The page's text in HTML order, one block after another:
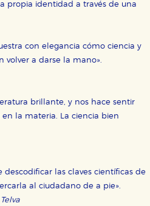
propia identidad a través de una
con elegancia cómo ciencia y
volver a darse la mano».
brillante, y nos hace sentir
la materia. La ciencia bien
descodificar las claves científicas de
al ciudadano de a pie».
Telva
DE COOKIES
para que nuestro sitio